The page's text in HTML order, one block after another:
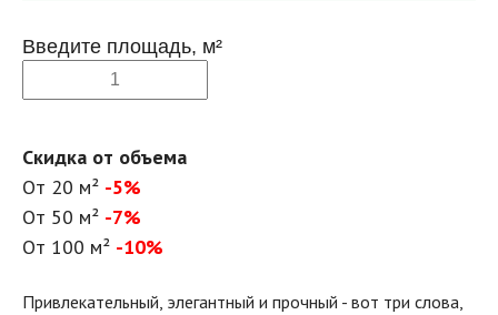
Введите площадь, м²
Скидка от объема
От 20 м² -5%
От 50 м² -7%
От 100 м² -10%
Привлекательный, элегантный и прочный - вот три слова,